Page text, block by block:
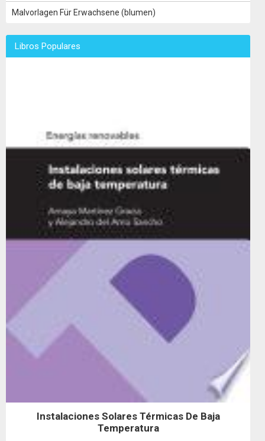
Malvorlagen Für Erwachsene (blumen)
Libros Populares
Instalaciones Solares Térmicas De Baja
Temperatura